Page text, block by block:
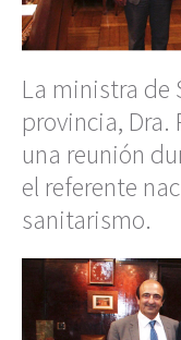
La ministra de
provincia, Dra.
una reunión
el referente
sanitarismo.